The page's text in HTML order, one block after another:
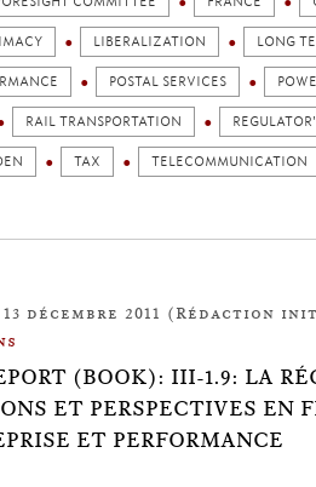
LIBERALIZATION LONG
POSTAL SERVICES
RAIL TRANSPORTATION
TAX TELECOMMUNICATION
décembre 2011 (Rédaction
(BOOK): III-1.9: LA
ET PERSPECTIVES EN
ET PERFORMANCE